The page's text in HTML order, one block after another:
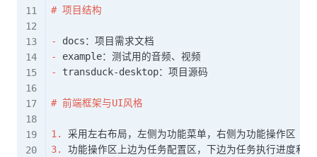
# 项目结构
-
-
-
transduck-desktop：项目源码
# 前端框架与UI风格
1.
3.